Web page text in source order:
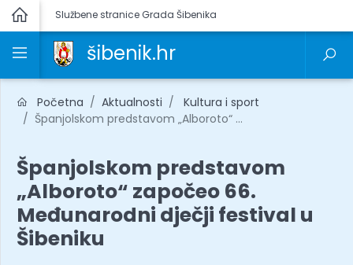
Službene stranice Grada Šibenika
šibenik.hr
Početna Aktualnosti
Kultura i sport
Španjolskom predstavom „Alboroto“ ...
Španjolskom predstavom
„Alboroto“ započeo 66.
Međunarodni dječji festival u
Šibeniku